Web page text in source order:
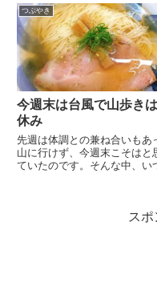
お披露目はもう少しかかりそ
す。ですので、今回は話題を
てクッカー、ストーブ周りを
た話をしようと思います...
つぶやき
今週末は台風で山歩き
休み
先週は体調との兼ね合いもあ
山に行けず、今週末こそはと
ていたのです。そんな中、い
を知り、週末の天気予報を調
スポ